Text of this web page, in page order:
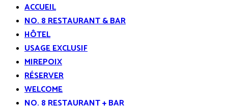
ACCUEIL
NO. 8 RESTAURANT & BAR
HÔTEL
USAGE EXCLUSIF
MIREPOIX
RÉSERVER
WELCOME